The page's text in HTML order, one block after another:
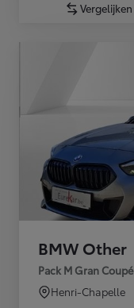
Vergelijken
BMW Other
Pack M Gran Coupé
Henri-Chapelle